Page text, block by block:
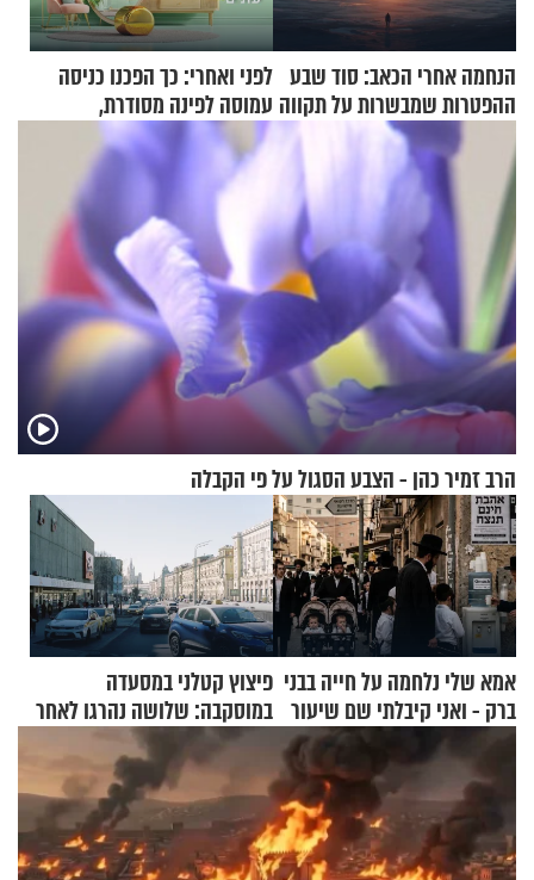
הנחמה אחרי הכאב: סוד שבע
ההפטרות שמבשרות על תקווה
לפני ואחרי: כך הפכנו כניסה
עמוסה לפינה מסודרת,
שימושית ומזמינה
הרב זמיר כהן - הצבע הסגול על פי הקבלה
אמא שלי נלחמה על חייה בבני
ברק - ואני קיבלתי שם שיעור
באהבת חינם
פיצוץ קטלני במסעדה
במוסקבה: שלושה נהרגו לאחר
שמטען שנשאה אישה התפוצץ